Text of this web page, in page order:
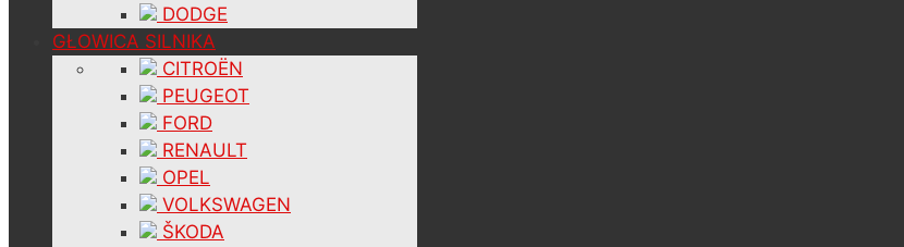
DODGE
GŁOWICA SILNIKA
CITROËN
PEUGEOT
FORD
RENAULT
OPEL
VOLKSWAGEN
ŠKODA